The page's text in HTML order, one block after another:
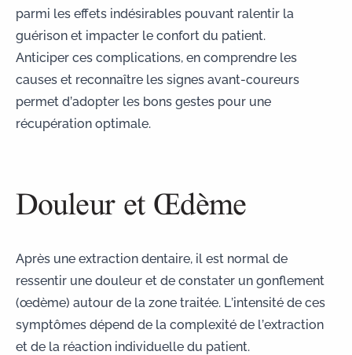
parmi les effets indésirables pouvant ralentir la
guérison et impacter le confort du patient.
Anticiper ces complications, en comprendre les
causes et reconnaître les signes avant-coureurs
permet d’adopter les bons gestes pour une
récupération optimale.
Douleur et Œdème
Après uneextraction dentaire, il est normal de
ressentir une douleur et de constater un gonflement
(œdème) autour de la zone traitée. L’intensité de ces
symptômes dépend de la complexité de l’extraction
et de la réaction individuelle du patient.